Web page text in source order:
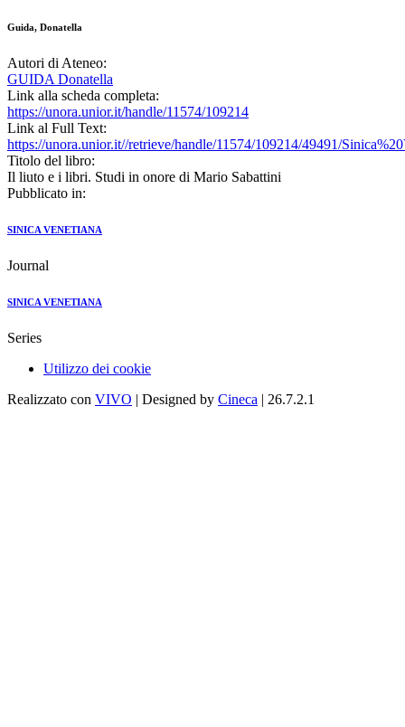
Guida, Donatella
Autori di Ateneo:
GUIDA Donatella
Link alla scheda completa:
https://unora.unior.it/handle/11574/109214
Link al Full Text:
https://unora.unior.it//retrieve/handle/11574/109214/49491/
Titolo del libro:
Il liuto e i libri. Studi in onore di Mario Sabattini
Pubblicato in:
SINICA VENETIANA
Journal
SINICA VENETIANA
Series
Utilizzo dei cookie
Realizzato con VIVO | Designed by Cineca | 26.7.2.1